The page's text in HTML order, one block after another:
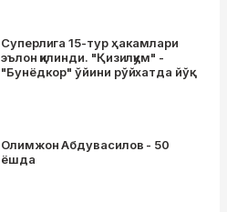
Суперлига 15-тур ҳакамлари
эълон қилинди. "Қизилқум" -
"Бунёдкор" ўйини рўйхатда йўқ
Олимжон Абдувасилов - 50
ёшда